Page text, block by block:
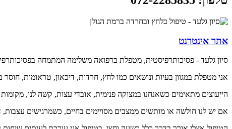
אתר אינטרנט
סיון גלעד - פסיכותרפיסטית, מטפלת ברפואה משלימה המתמחה
אני מטפלת במגוון בעיות ונושאים כמו לחץ, חרדות, דיכאון, טראומות,
הייעוצים מתאימים כשאנחנו במצוקה פנימית, אובדי עצות, קשה לנו,
אם יש לנו חולשה או מותשים ממצבים מסויימים בחיים, כשמרגישים